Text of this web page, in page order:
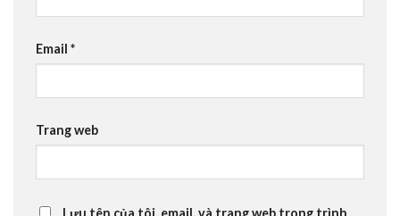
Email *
Trang web
Lưu tên của tôi, email, và trang web trong trình